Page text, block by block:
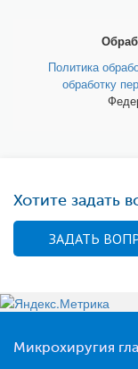
Политика
обработку
Хотите задать
ЗАДАТЬ
Микрохиругия